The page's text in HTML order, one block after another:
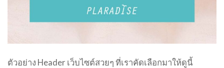
ตัวอย่าง Header เว็บไซต์สวยๆ ที่เราคัดเลือกมาให้ดูนี้